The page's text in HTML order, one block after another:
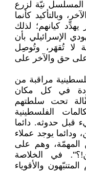
المسلسل نيّة لزرع
وبالتأكيد كأنما
كيانهم؛ لذلك
الإسرائيلي بأن
لا تُقهَر، وتُوصِل
حق والآخر على
مراقبة من
في كل مكان
تحت سلطتهم
الفلسطينية
قبل حدوثه. دائما
ودائما يوجد عملاء
المهمّة، وهم على
في الخلاصة
والأقوياء